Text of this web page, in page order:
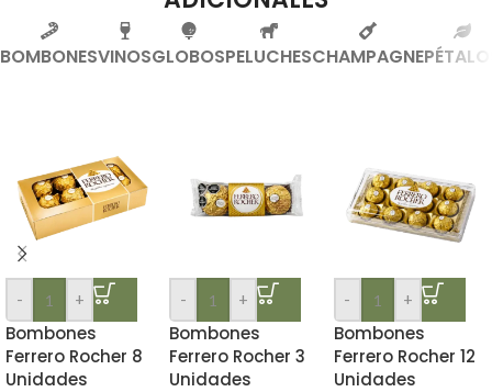
BOMBONESVINOSGLOBOSPELUCHESCHAMPAGNE
- +
Bombones
Ferrero Rocher 8
Unidades
- +
Bombones
Ferrero Rocher 3
Unidades
- +
Bombones
Ferrero Rocher 12
Unidades